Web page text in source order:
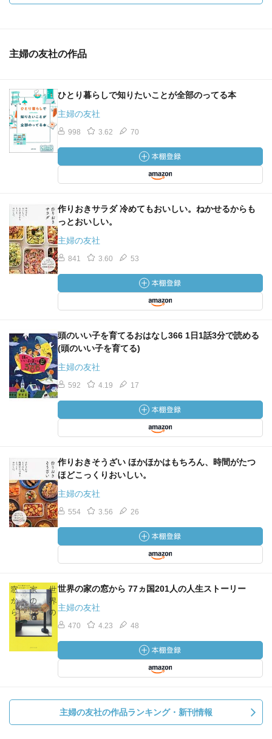
主婦の友社の作品
ひとり暮らしで知りたいことが全部のってる本
主婦の友社
998 3.62 70
作りおきサラダ 冷めてもおいしい。ねかせるからも
っとおいしい。
主婦の友社
841 3.60 53
頭のいい子を育てるおはなし366 1日1話3分で読める
(頭のいい子を育てる)
主婦の友社
592 4.19 17
作りおきそうざい ほかほかはもちろん、時間がたつ
ほどこっくりおいしい。
主婦の友社
554 3.56 26
世界の家の窓から 77ヵ国201人の人生ストーリー
主婦の友社
470 4.23 48
主婦の友社の作品ランキング・新刊情報